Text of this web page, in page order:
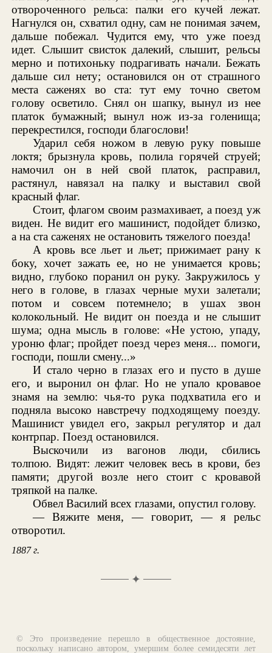
отвороченного рельса: палки его кучей лежат.
Нагнулся он, схватил одну, сам не понимая зачем,
дальше побежал. Чудится ему, что уже поезд
идет. Слышит свисток далекий, слышит, рельсы
мерно и потихоньку подрагивать начали. Бежать
дальше сил нету; остановился он от страшного
места саженях во ста: тут ему точно светом
голову осветило. Снял он шапку, вынул из нее
платок бумажный; вынул нож из-за голенища;
перекрестился, господи благослови!
Ударил себя ножом в левую руку повыше
локтя; брызнула кровь, полила горячей струей;
намочил он в ней свой платок, расправил,
растянул, навязал на палку и выставил свой
красный флаг.
Стоит, флагом своим размахивает, а поезд уж
виден. Не видит его машинист, подойдет близко,
а на ста саженях не остановить тяжелого поезда!
А кровь все льет и льет; прижимает рану к
боку, хочет зажать ее, но не унимается кровь;
видно, глубоко поранил он руку. Закружилось у
него в голове, в глазах черные мухи залетали;
потом и совсем потемнело; в ушах звон
колокольный. Не видит он поезда и не слышит
шума; одна мысль в голове: «Не устою, упаду,
уроню флаг; пройдет поезд через меня... помоги,
господи, пошли смену...»
И стало черно в глазах его и пусто в душе
его, и выронил он флаг. Но не упало кровавое
знамя на землю: чья-то рука подхватила его и
подняла высоко навстречу подходящему поезду.
Машинист увидел его, закрыл регулятор и дал
контрпар. Поезд остановился.
Выскочили из вагонов люди, сбились
толпою. Видят: лежит человек весь в крови, без
памяти; другой возле него стоит с кровавой
тряпкой на палке.
Обвел Василий всех глазами, опустил голову.
— Вяжите меня, — говорит, — я рельс
отворотил.
1887 г.
✦
© Это произведение перешло в общественное достояние,
поскольку написано автором, умершим более семидесяти лет